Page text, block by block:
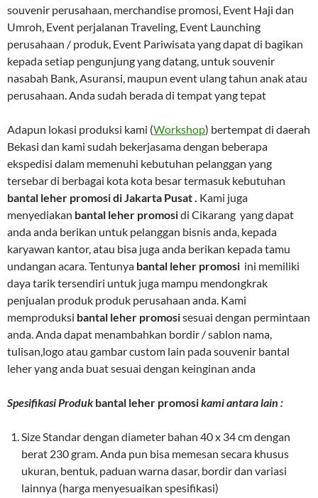
souvenir perusahaan, merchandise promosi, Event Haji dan
Umroh, Event perjalanan Traveling, Event Launching
perusahaan / produk, Event Pariwisata yang dapat di bagikan
kepada setiap pengunjung yang datang, untuk souvenir
nasabah Bank, Asuransi, maupun event ulang tahun anak atau
perusahaan. Anda sudah berada di tempat yang tepat
Adapun lokasi produksi kami (Workshop) bertempat di daerah
Bekasi dan kami sudah bekerjasama dengan beberapa
ekspedisi dalam memenuhi kebutuhan pelanggan yang
tersebar di berbagai kota kota besar termasuk kebutuhan
bantal leher promosi di Jakarta Pusat . Kami juga
menyediakan bantal leher promosidi Cikarang yang dapat
anda anda berikan untuk pelanggan bisnis anda, kepada
karyawan kantor, atau bisa juga anda berikan kepada tamu
undangan acara. Tentunya bantal leher promosi ini memiliki
daya tarik tersendiri untuk juga mampu mendongkrak
penjualan produk produk perusahaan anda. Kami
memproduksi bantal leher promosisesuai dengan permintaan
anda. Anda dapat menambahkan bordir / sablon nama,
tulisan,logo atau gambar custom lain pada souvenir bantal
leher yang anda buat sesuai dengan keinginan anda
Spesifikasi Produk bantal leher promosikami antara lain :
Size Standar dengan diameter bahan 40 x 34 cm dengan
berat 230 gram. Anda pun bisa memesan secara khusus
ukuran, bentuk, paduan warna dasar, bordir dan variasi
lainnya (harga menyesuaikan spesifikasi)